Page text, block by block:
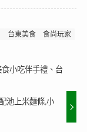
台東美食 食尚玩家
小吃伴手禮、台
池上米麵條,小